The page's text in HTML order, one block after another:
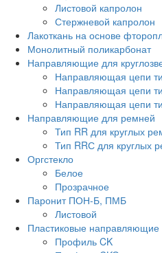
Листовой капролон
Стержневой капролон
Лакоткань на основе
Монолитный поликарбонат
Направляющие для
Направляющая цепи
Направляющая цепи
Направляющая цепи
Направляющие для ремней
Тип RR для круглых
Тип RRС для круглых
Оргстекло
Белое
Прозрачное
Паронит ПОН-Б, ПМБ
Листовой
Пластиковые направляющие
Профиль CK